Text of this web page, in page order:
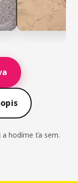
a hodíme ťa sem.